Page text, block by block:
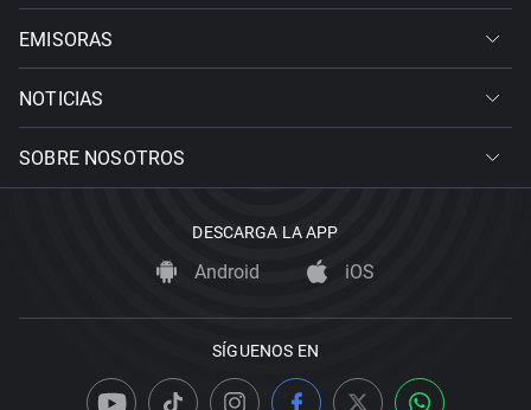
EMISORAS
NOTICIAS
SOBRE NOSOTROS
DESCARGA LA APP
Android iOS
SÍGUENOS EN